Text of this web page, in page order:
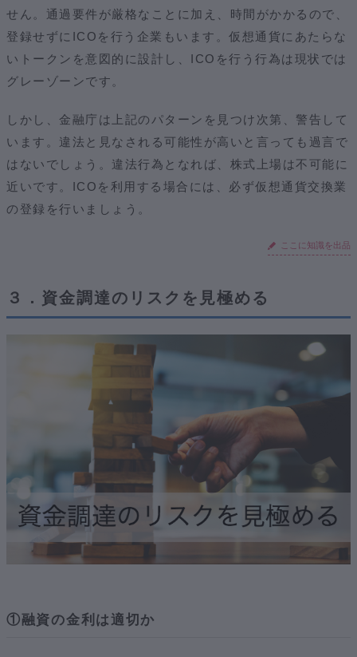
せん。通過要件が厳格なことに加え、時間がかかるので、
登録せずにICOを行う企業もいます。仮想通貨にあたらな
いトークンを意図的に設計し、ICOを行う行為は現状では
グレーゾーンです。
しかし、金融庁は上記のパターンを見つけ次第、警告して
います。違法と見なされる可能性が高いと言っても過言で
はないでしょう。違法行為となれば、株式上場は不可能に
近いです。ICOを利用する場合には、必ず仮想通貨交換業
の登録を行いましょう。
ここに知識を出品
３．資金調達のリスクを見極める
①融資の金利は適切か